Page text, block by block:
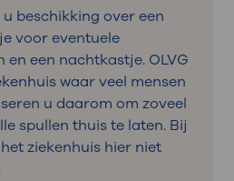
beschikking over een
voor eventuele
en een nachtkastje. OLVG
waar veel mensen
u daarom om zoveel
spullen thuis te laten. Bij
ziekenhuis hier niet